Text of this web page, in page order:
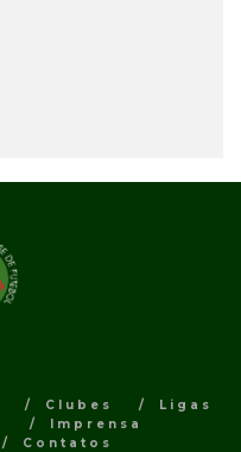
Clubes
Ligas
Imprensa
Contatos